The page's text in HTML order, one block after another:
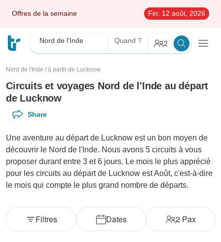
Offres de la semaine Fin: 12 août, 2026
Nord de l'Inde Quand ? 2
Nord de l'Inde / à partir de Lucknow
Circuits et voyages Nord de l'Inde au départ
de Lucknow
Share
Une aventure au départ de Lucknow est un bon moyen de
découvrir le Nord de l'Inde. Nous avons 5 circuits à vous
proposer durant entre 3 et 6 jours. Le mois le plus apprécié
pour les circuits au départ de Lucknow est Août, c'est-à-dire
le mois qui compte le plus grand nombre de départs.
Dates 2Pax
Filtres